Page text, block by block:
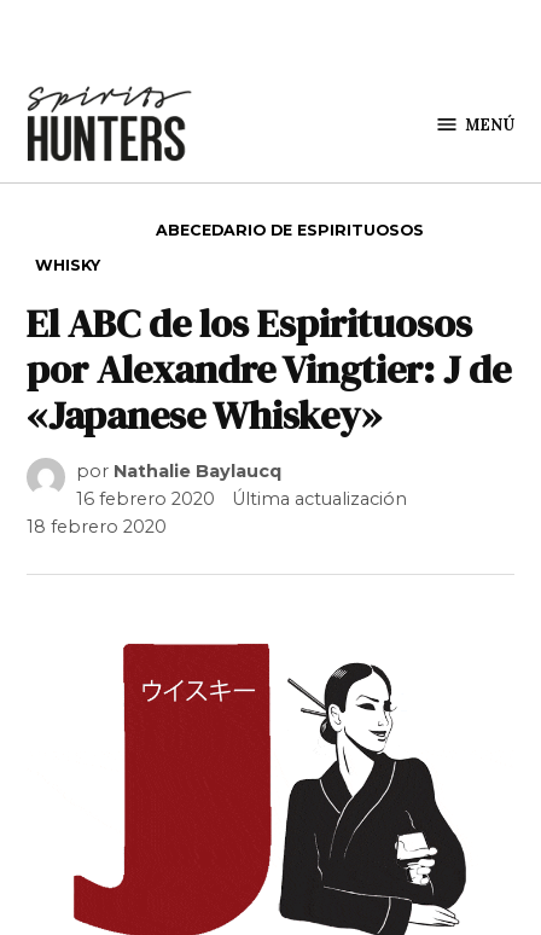
MENÚ
ABECEDARIO DE ESPIRITUOSOS
WHISKY
El ABC de los Espirituosos
por Alexandre Vingtier: J de
«Japanese Whiskey»
por Nathalie Baylaucq
16 febrero 2020
Última actualización
18 febrero 2020